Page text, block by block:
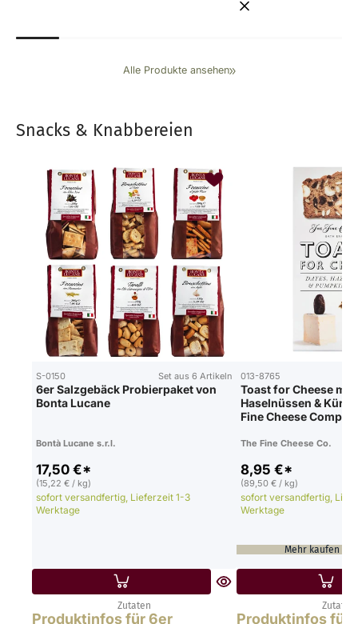
Alle Produkte ansehen
Snacks & Knabbereien
S-0150 Set aus 6 Artikeln
6er Salzgebäck Probierpaket von
Bonta Lucane
Bontà Lucane s.r.l.
17,50 €*
(15,22 € / kg)
sofort versandfertig, Lieferzeit 1-3
Werktage
Zutaten
Produktinfos für 6er
013-8765
Toast for Cheese mit
Haselnüssen &
Fine Cheese
The Fine Cheese Co.
8,95 €*
(89,50 € / kg)
sofort versandfertig,
Werktage
Mehr kaufen &
Zutaten
Produktinfos für